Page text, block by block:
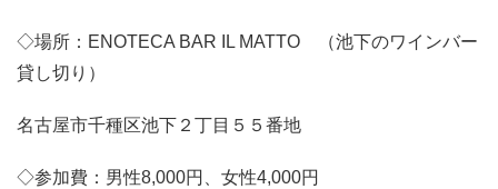
◇場所：ENOTECA BAR IL MATTO （池下のワインバー
貸し切り）
名古屋市千種区池下２丁目５５番地
◇参加費：男性8,000円、女性4,000円